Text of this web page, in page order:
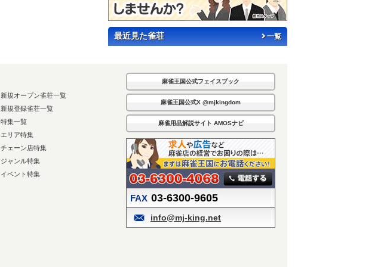
最近見た雀荘 一覧
新規オープン雀荘一覧
新規登録雀荘一覧
特集一覧
エリア特集
チェーン店特集
ジャンル特集
イベント特集
麻雀王国公式フェイスブック
麻雀王国公式X @mjkingdom
麻雀用品解説サイト AMOSナビ
FAX 03-6300-9605
info@mj-king.net